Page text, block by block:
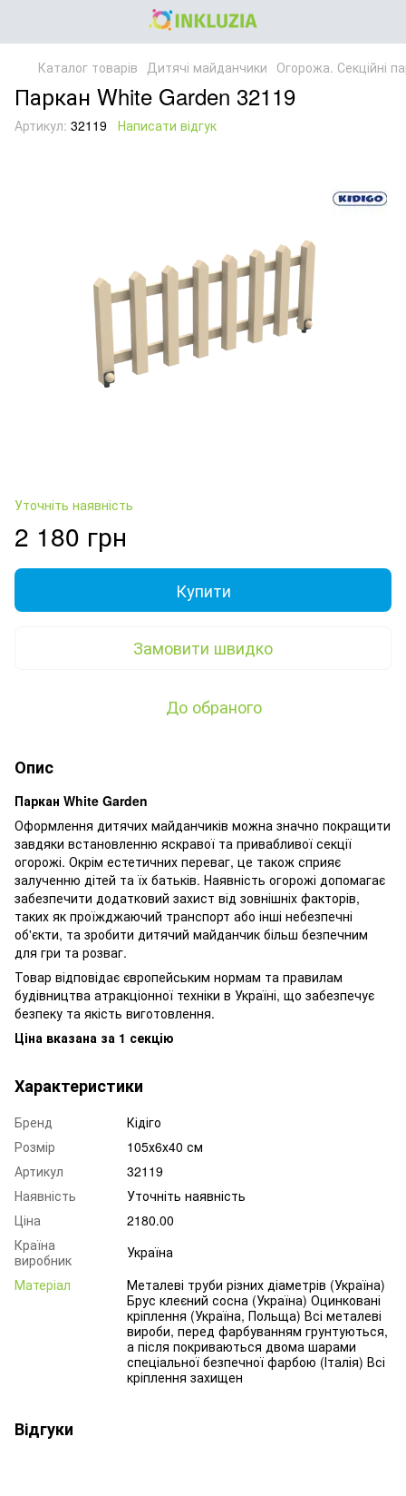
Каталог товарів Дитячі майданчики Огорожа. Секційні
Паркан White Garden 32119
Артикул: 32119 Написати відгук
Уточніть наявність
2 180 грн
Купити
Замовити швидко
До обраного
Опис
Паркан White Garden
Оформлення дитячих майданчиків можна значно покращити
завдяки встановленню яскравої та привабливої секції
огорожі. Окрім естетичних переваг, це також сприяє
залученню дітей та їх батьків. Наявність огорожі допомагає
забезпечити додатковий захист від зовнішніх факторів,
таких як проїжджаючий транспорт або інші небезпечні
об'єкти, та зробити дитячий майданчик більш безпечним
для гри та розваг.
Товар відповідає європейським нормам та правилам
будівництва атракціонної техніки в Україні, що забезпечує
безпеку та якість виготовлення.
Ціна вказана за 1 секцію
Характеристики
Бренд
Кідіго
Розмір
105х6х40 см
Артикул
32119
Наявність
Уточніть наявність
Ціна
2180.00
Країна
виробник
Україна
Матеріал
Металеві труби різних діаметрів (Україна)
Брус клеєний сосна (Україна) Оцинковані
кріплення (Україна, Польща) Всі металеві
вироби, перед фарбуванням грунтуються,
а після покриваються двома шарами
спеціальної безпечної фарбою (Італія) Всі
кріплення захищен
Відгуки